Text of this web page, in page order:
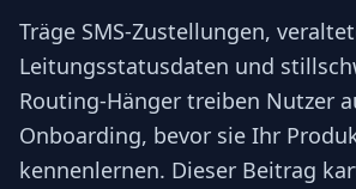
Träge SMS-Zustellungen,
Leitungsstatusdaten und
Routing‑Hänger treiben Nutzer
Onboarding, bevor sie Ihr
kennenlernen. Dieser Beitrag